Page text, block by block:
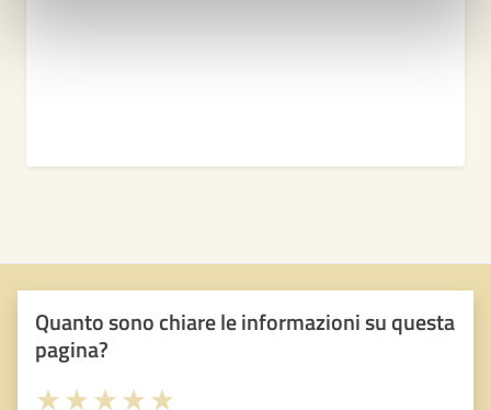
Quanto sono chiare le informazioni su questa
pagina?